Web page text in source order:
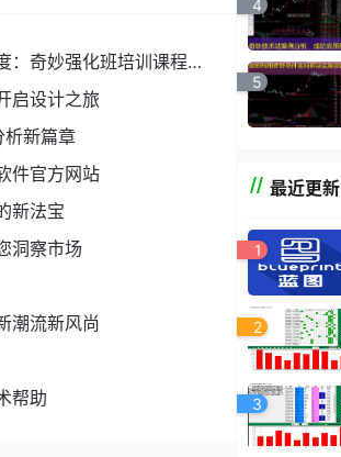
域都取得了显著的应用
：奇妙强化班培训课程介
启设计之旅
析新篇章
件官方网站
新法宝
洞察市场
潮流新风尚
帮助
4
5
最近更新
1
2
3